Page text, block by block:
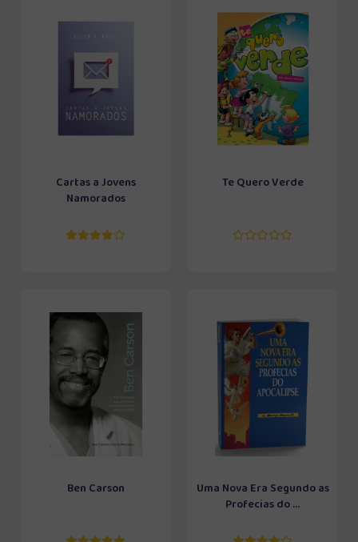
Cartas a Jovens
Namorados
Te Quero Verde
Ben Carson
Uma Nova Era Segundo as
Profecias do ...